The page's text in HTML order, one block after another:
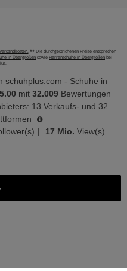
** Die durchgestrichenen Preise entsprechen
in Übergrößen sowie Herrenschuhe in Übergrößen bei
schuhplus.com - Schuhe in
5.00 mit 32.009 Bewertungen
13 Verkaufs- und 32
| 17 Mio. View(s)